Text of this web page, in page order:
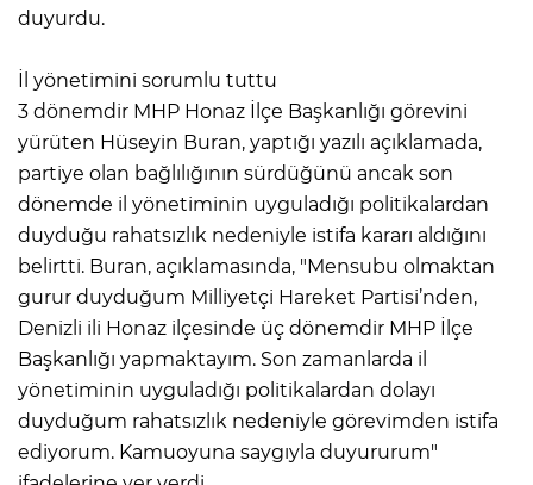
duyurdu.
İl yönetimini sorumlu tuttu
3 dönemdir MHP Honaz İlçe Başkanlığı görevini
yürüten Hüseyin Buran, yaptığı yazılı açıklamada,
partiye olan bağlılığının sürdüğünü ancak son
dönemde il yönetiminin uyguladığı politikalardan
duyduğu rahatsızlık nedeniyle istifa kararı aldığını
belirtti. Buran, açıklamasında, "Mensubu olmaktan
gurur duyduğum Milliyetçi Hareket Partisi’nden,
Denizli ili Honaz ilçesinde üç dönemdir MHP İlçe
Başkanlığı yapmaktayım. Son zamanlarda il
yönetiminin uyguladığı politikalardan dolayı
duyduğum rahatsızlık nedeniyle görevimden istifa
ediyorum. Kamuoyuna saygıyla duyururum"